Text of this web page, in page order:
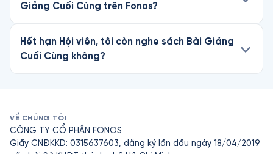
Giảng Cuối Cùng trên Fonos?
Hết hạn Hội viên, tôi còn nghe sách Bài Giảng
Cuối Cùng không?
VỀ CHÚNG TÔI
CÔNG TY CỔ PHẦN FONOS
Giấy CNĐKKD: 0315637603, đăng ký lần đầu ngày 18/04/2019